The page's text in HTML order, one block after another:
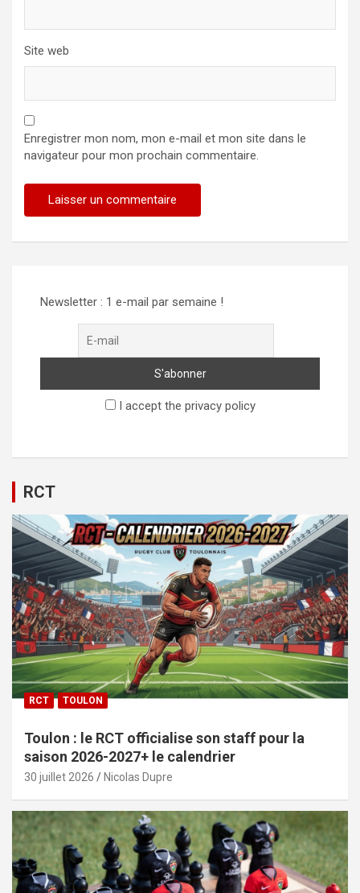
Site web
Enregistrer mon nom, mon e-mail et mon site dans le
navigateur pour mon prochain commentaire.
Newsletter : 1 e-mail par semaine !
I accept the privacy policy
RCT
RCT TOULON
Toulon : le RCT officialise son staff pour la
saison 2026-2027+ le calendrier
30 juillet 2026 Nicolas Dupre